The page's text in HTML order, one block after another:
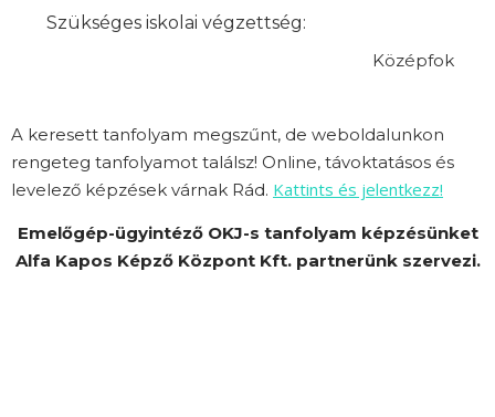
Szükséges iskolai végzettség:
Középfok
A keresett tanfolyam megszűnt, de weboldalunkon
rengeteg tanfolyamot találsz! Online, távoktatásos és
levelező képzések várnak Rád. Kattints és jelentkezz!
Emelőgép-ügyintéző OKJ-s tanfolyam képzésünket
Alfa Kapos Képző Központ Kft. partnerünk szervezi.